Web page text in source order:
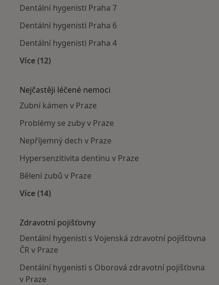
Dentální hygenisti Praha 7
Dentální hygenisti Praha 6
Dentální hygenisti Praha 4
Více (12)
Nejčastěji léčené nemoci
Zubní kámen v Praze
Problémy se zuby v Praze
Nepříjemný dech v Praze
Hypersenzitivita dentinu v Praze
Bělení zubů v Praze
Více (14)
Zdravotní pojišťovny
Dentální hygenisti s Vojenská zdravotní pojišťovna
ČR v Praze
Dentální hygenisti s Oborová zdravotní pojišťovna
v Praze